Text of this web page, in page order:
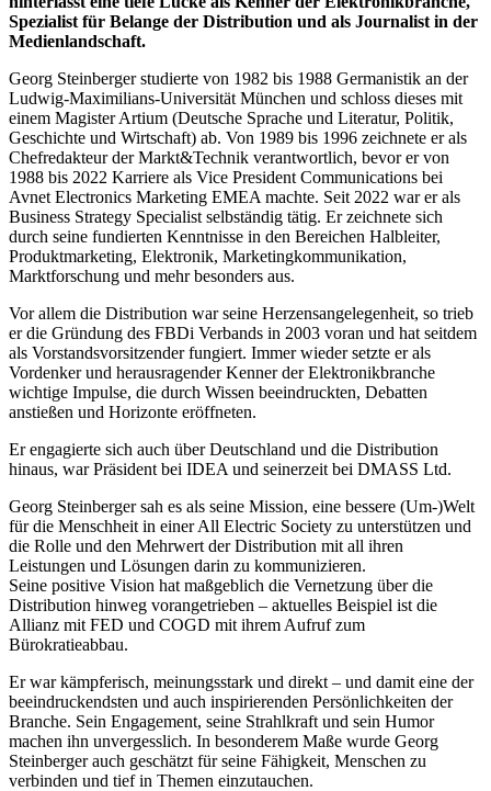
Spezialist für Belange der Distribution und als Journalist in der
Medienlandschaft.
Georg Steinberger studierte von 1982 bis 1988 Germanistik an der
Ludwig-Maximilians-Universität München und schloss dieses mit
einem Magister Artium (Deutsche Sprache und Literatur, Politik,
Geschichte und Wirtschaft) ab. Von 1989 bis 1996 zeichnete er als
Chefredakteur der Markt&Technik verantwortlich, bevor er von
1988 bis 2022 Karriere als Vice President Communications bei
Avnet Electronics Marketing EMEA machte. Seit 2022 war er als
Business Strategy Specialist selbständig tätig. Er zeichnete sich
durch seine fundierten Kenntnisse in den Bereichen Halbleiter,
Produktmarketing, Elektronik, Marketingkommunikation,
Marktforschung und mehr besonders aus.
Vor allem die Distribution war seine Herzensangelegenheit, so trieb
er die Gründung des FBDi Verbands in 2003 voran und hat seitdem
als Vorstandsvorsitzender fungiert. Immer wieder setzte er als
Vordenker und herausragender Kenner der Elektronikbranche
wichtige Impulse, die durch Wissen beeindruckten, Debatten
anstießen und Horizonte eröffneten.
Er engagierte sich auch über Deutschland und die Distribution
hinaus, war Präsident bei IDEA und seinerzeit bei DMASS Ltd.
Georg Steinberger sah es als seine Mission, eine bessere (Um-)Welt
für die Menschheit in einer All Electric Society zu unterstützen und
die Rolle und den Mehrwert der Distribution mit all ihren
Leistungen und Lösungen darin zu kommunizieren.
Seine positive Vision hat maßgeblich die Vernetzung über die
Distribution hinweg vorangetrieben – aktuelles Beispiel ist die
Allianz mit FED und COGD mit ihrem Aufruf zum
Bürokratieabbau.
Er war kämpferisch, meinungsstark und direkt – und damit eine der
beeindruckendsten und auch inspirierenden Persönlichkeiten der
Branche. Sein Engagement, seine Strahlkraft und sein Humor
machen ihn unvergesslich. In besonderem Maße wurde Georg
Steinberger auch geschätzt für seine Fähigkeit, Menschen zu
verbinden und tief in Themen einzutauchen.